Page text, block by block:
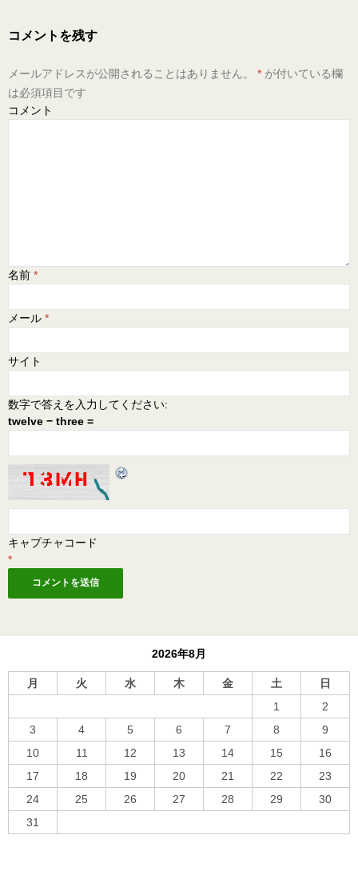
コメントを残す
メールアドレスが公開されることはありません。 * が付いている欄
は必須項目です
コメント
名前 *
メール *
サイト
数字で答えを入力してください:
twelve − three =
キャプチャコード
*
2026年8月
月 火 水 木 金 土
日
1
2
3
4 5 6 7 8
9
10
11 12 13 14 15
16
17
18 19 20 21 22
23
24
25 26 27 28 29
30
31